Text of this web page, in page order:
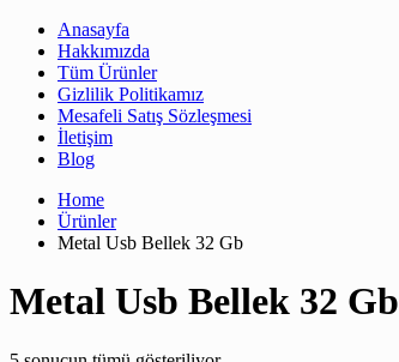
Anasayfa
Hakkımızda
Tüm Ürünler
Gizlilik Politikamız
Mesafeli Satış Sözleşmesi
İletişim
Blog
Home
Ürünler
Metal Usb Bellek 32 Gb
Metal Usb Bellek 32 Gb